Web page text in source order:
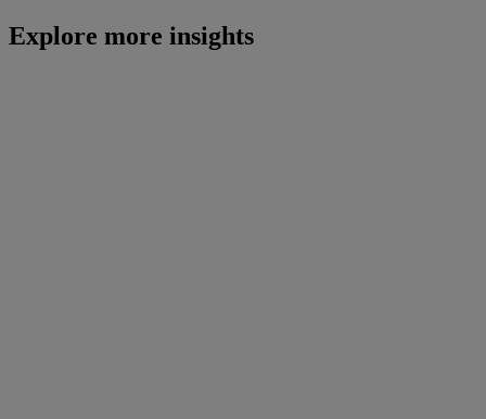
Explore more insights